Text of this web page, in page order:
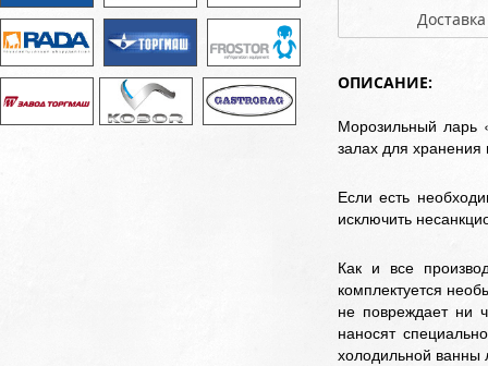
Доставка
ОПИСАНИЕ:
Морозильный ларь
залах для
Если есть
исключить
Как и все
комплектуется
не повреждает ни
наносят
холодильной ванны